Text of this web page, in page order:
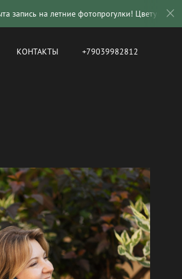
КОНТАКТЫ +79039982812
фотопрогулки! Цветущий город 2–4 июня